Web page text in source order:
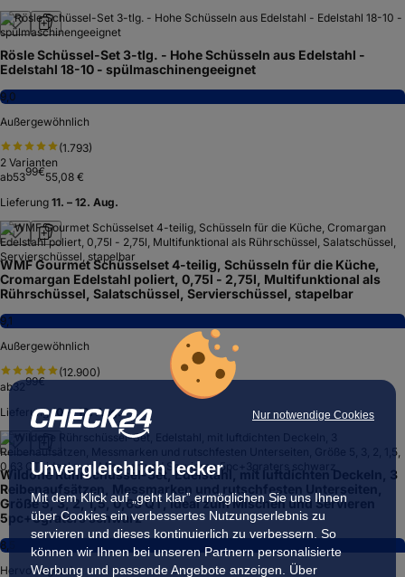
Nur notwendige Cookies
Unvergleichlich lecker
Mit dem Klick auf „geht klar” ermöglichen Sie uns Ihnen
über Cookies ein verbessertes Nutzungserlebnis zu
servieren und dieses kontinuierlich zu verbessern. So
können wir Ihnen bei unseren Partnern personalisierte
Werbung und passende Angebote anzeigen. Über
Rösle Schüssel-Set 3-tlg. - Hohe Schüsseln aus Edelstahl -
Edelstahl 18-10 - spülmaschinengeeignet
9,0
Außergewöhnlich
(1.793)
2 Varianten
ab5399€55,08 €
Lieferung 11. – 12. Aug.
WMF Gourmet Schüsselset 4-teilig, Schüsseln für die Küche,
Cromargan Edelstahl poliert, 0,75l - 2,75l, Multifunktional als
Rührschüssel, Salatschüssel, Servierschüssel, stapelbar
9,1
Außergewöhnlich
(12.900)
ab32 99€
Lieferung 10. – 12. Aug.
Wildone Rührschüssel-Set, Edelstahl, mit luftdichten Deckeln, 3
Reibenaufsätzen, Messmarken und rutschfesten Unterseiten,
Größe 5, 3, 2, 1,5, 0,63 QT, ideal zum Mischen und Servieren
5pc+3graters schwarz
8,5
Hervorragend